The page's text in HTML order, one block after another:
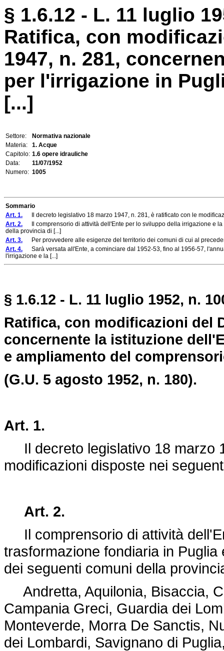
§ 1.6.12 - L. 11 luglio
Ratifica, con
1947, n. 281,
per l'irrigazione in
[...]
Settore:
Normativa nazionale
Materia:
1. Acque
Capitolo: 1.6 opere idrauliche
Data:
11/07/1952
Numero: 1005
Sommario
Art. 1. Il decreto legislativo 18 marzo 1947, n. 281, è ratificato con le
Art. 2. Il comprensorio di attività dell'Ente per lo sviluppo della irrigazione e
della provincia di [...]
Art. 3. Per provvedere alle esigenze del territorio dei comuni di cui al
Art. 4. Sarà versata all'Ente, a cominciare dal 1952-53, fino al 1956-57,
l'irrigazione e la [...]
§ 1.6.12 - L. 11 luglio 1952, n.
Ratifica, con modificazioni del
concernente la istituzione
e ampliamento del
(G.U. 5 agosto 1952, n. 180).
Art. 1.
Il decreto legislativo 18 marzo
modificazioni disposte nei
Art. 2.
Il comprensorio di attività
trasformazione fondiaria in
dei seguenti comuni della
Andretta, Aquilonia, Bisaccia,
Campania Greci, Guardia dei
Monteverde, Morra De Sanctis,
dei Lombardi, Savignano di